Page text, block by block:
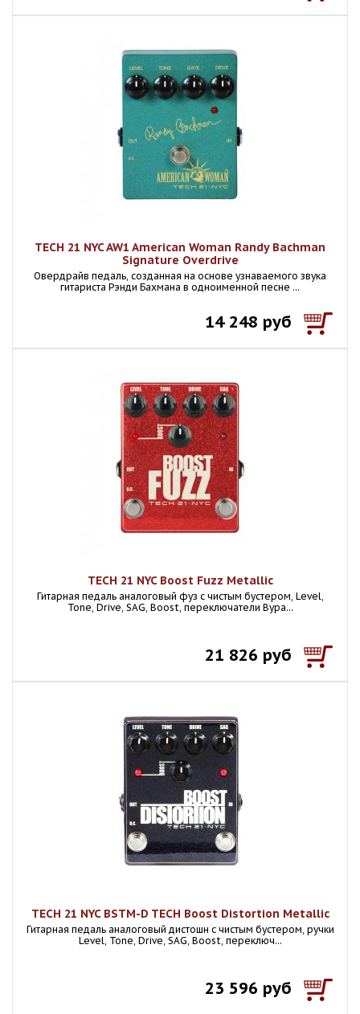
TECH 21 NYC AW1 American Woman Randy Bachman
Signature Overdrive
Овердрайв педаль, созданная на основе узнаваемого звука
гитариста Рэнди Бахмана в одноименной песне ...
14 248 руб
TECH 21 NYC Boost Fuzz Metallic
Гитарная педаль аналоговый фуз с чистым бустером, Level,
Tone, Drive, SAG, Boost, переключатели Bypa...
21 826 руб
TECH 21 NYC BSTM-D TECH Boost Distortion Metallic
Гитарная педаль аналоговый дистошн с чистым бустером, ручки
Level, Tone, Drive, SAG, Boost, переключ...
23 596 руб